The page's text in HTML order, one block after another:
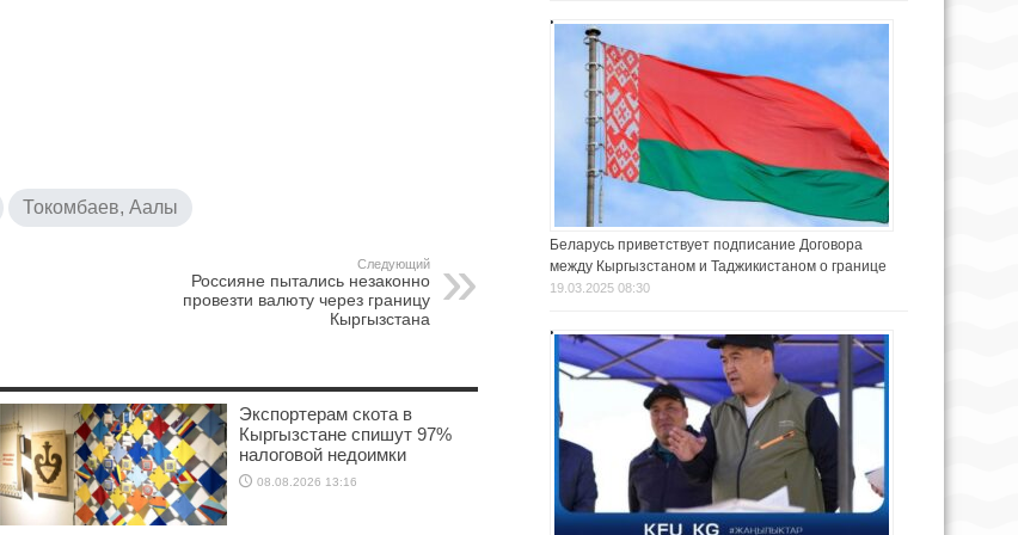
Токомбаев, Аалы
Следующий
Россияне пытались незаконно
провезти валюту через границу
Кыргызстана
Экспортерам скота в
Кыргызстане спишут 97%
налоговой недоимки
08.08.2026 13:16
Беларусь приветствует подписание Договора
между Кыргызстаном и Таджикистаном о границе
19.03.2025 08:30